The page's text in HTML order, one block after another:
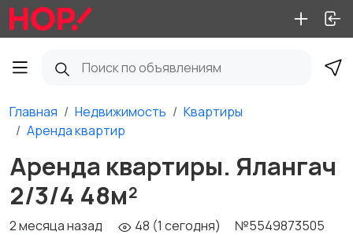
Главная Недвижимость
Квартиры
Аренда квартир
Аренда квартиры. Ялангач
2/3/4 48м²
2 месяца назад 48 (1 сегодня) №5549873505